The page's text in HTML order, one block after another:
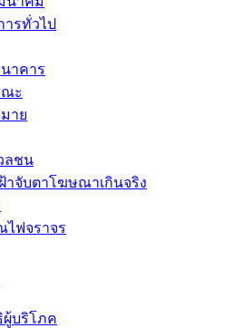
รทั่วไป
าคาร
ณะ
าย
ลชน
าจับตาโฆษณาเกินจริง
ฟจราจร
บริโภค